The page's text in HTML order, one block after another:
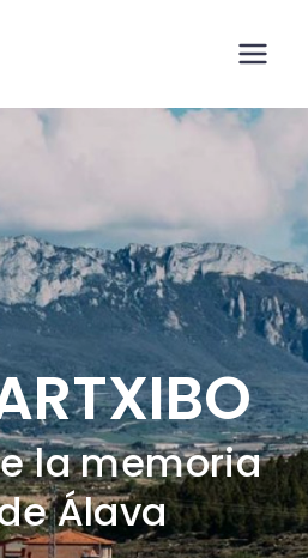
la memoria
Álava